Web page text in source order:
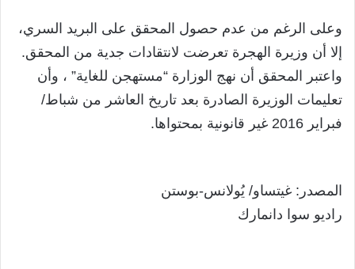
وعلى الرغم من عدم حصول المحقق على البريد السري،
إلا أن وزيرة الهجرة تعرضت لانتقادات جدية من المحقق.
واعتبر المحقق أن نهج الوزارة “مستهجن للغاية” ، وأن
تعليمات الوزيرة الصادرة بعد تاريخ العاشر من شباط/
فبراير 2016 غير قانونية بمحتواها.
المصدر: غيتساو/ يُولانس-بوستن
راديو سوا دانمارك